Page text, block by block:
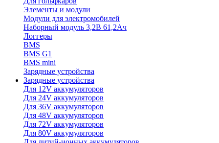
Элементы и модули
Модули для электромобилей
Наборный модуль 3,2В 61,2Ач
Логгеры
BMS
BMS G1
BMS mini
Зарядные устройства
Зарядные устройства
Для 12V аккумуляторов
Для 24V аккумуляторов
Для 36V аккумуляторов
Для 48V аккумуляторов
Для 72V аккумуляторов
Для 80V аккумуляторов